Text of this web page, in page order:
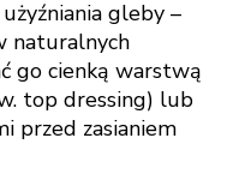
gleby –
naturalnych
go cienką warstwą
top dressing) lub
przed zasianiem